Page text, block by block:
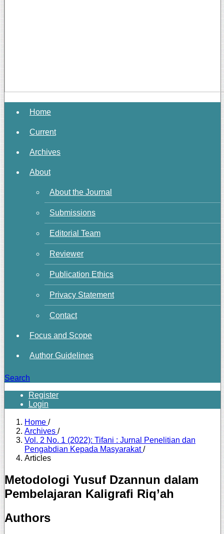
Home
Current
Archives
About
About the Journal
Submissions
Editorial Team
Reviewer
Publication Ethics
Privacy Statement
Contact
Focus and Scope
Author Guidelines
Search
Register
Login
Home /
Archives /
Vol. 2 No. 1 (2022): Tifani : Jurnal Penelitian dan
Pengabdian Kepada Masyarakat/
Articles
Metodologi Yusuf Dzannun dalam
Pembelajaran Kaligrafi Riq’ah
Authors